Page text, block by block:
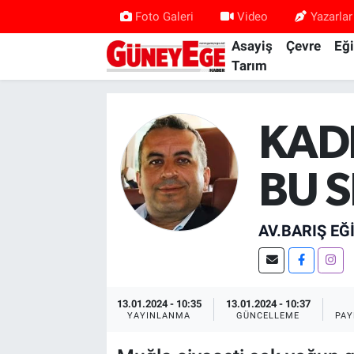
Foto Galeri Video Yazarlar
Asayiş Çevre
Tarım
BU
AV.BARIŞ
13.01.2024 - 10:35
YAYINLANMA
13.01.2024 - 10:37
GÜNCELLEME
İstanbul Hava Durumu
Süper Lig Puan Durumu ve Fikstür
Tüm Manşetler
Son Dakika Haberleri